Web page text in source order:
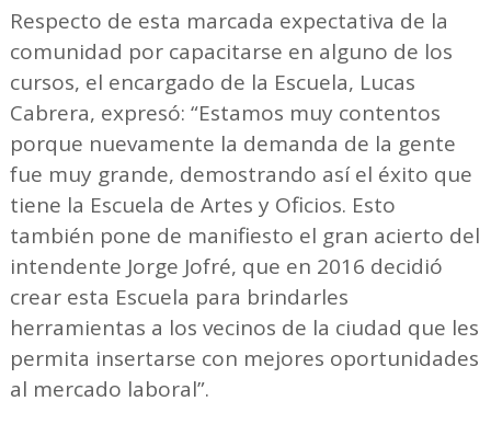
Respecto de esta marcada expectativa de la
comunidad por capacitarse en alguno de los
cursos, el encargado de la Escuela, Lucas
Cabrera, expresó: “Estamos muy contentos
porque nuevamente la demanda de la gente
fue muy grande, demostrando así el éxito que
tiene la Escuela de Artes y Oficios. Esto
también pone de manifiesto el gran acierto del
intendente Jorge Jofré, que en 2016 decidió
crear esta Escuela para brindarles
herramientas a los vecinos de la ciudad que les
permita insertarse con mejores oportunidades
al mercado laboral”.